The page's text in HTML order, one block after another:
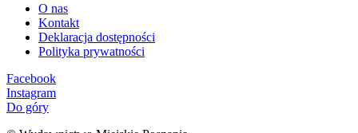
O nas
Kontakt
Deklaracja dostępności
Polityka prywatności
Facebook
Instagram
Do góry